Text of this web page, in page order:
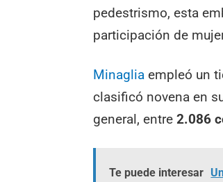
pedestrismo, esta
participación de
Minaglia empleó un
clasificó novena en
general, entre2.086
Te puede interesar